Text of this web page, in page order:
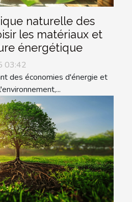
naturelle des
les matériaux et
énergétique
03:42
des économies d'énergie et